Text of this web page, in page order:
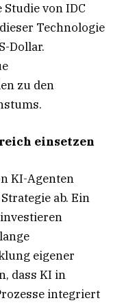
von IDC
Technologie
Dollar.
zu den
einsetzen
KI-Agenten
ab. Ein
eigener
dass KI in
integriert